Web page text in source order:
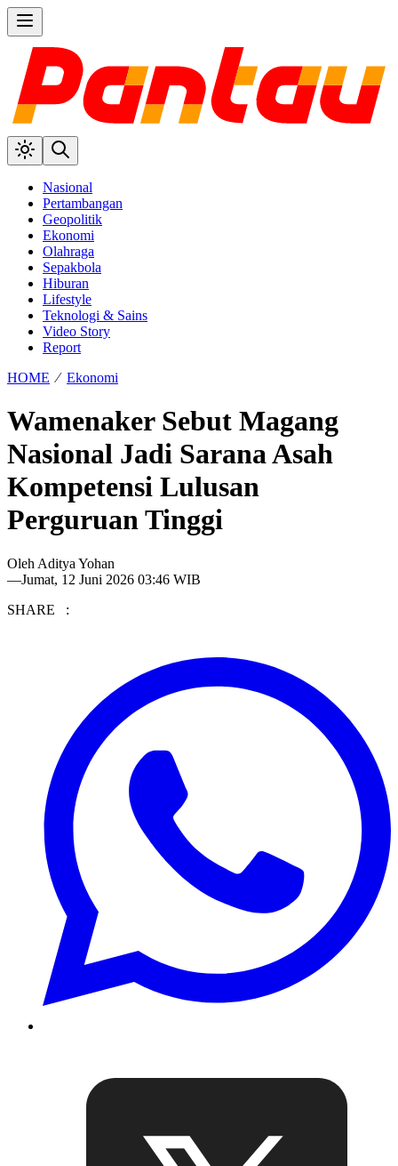
Nasional
Pertambangan
Geopolitik
Ekonomi
Olahraga
Sepakbola
Hiburan
Lifestyle
Teknologi & Sains
Video Story
Report
HOME ⁄ Ekonomi
Wamenaker Sebut Magang
Nasional Jadi Sarana Asah
Kompetensi Lulusan
Perguruan Tinggi
Oleh Aditya Yohan
—Jumat, 12 Juni 2026 03:46 WIB
SHARE :